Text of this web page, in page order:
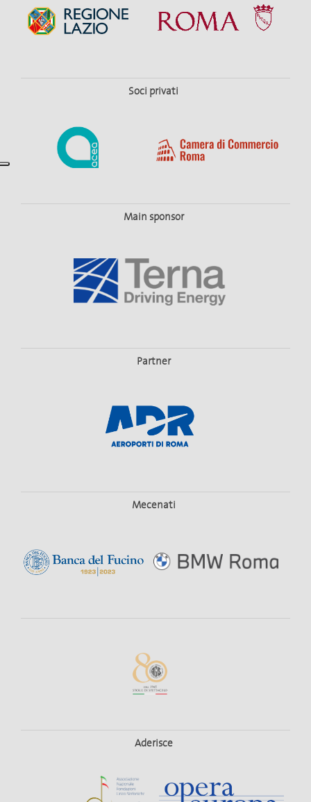
Soci privati
Main sponsor
Partner
Mecenati
Aderisce